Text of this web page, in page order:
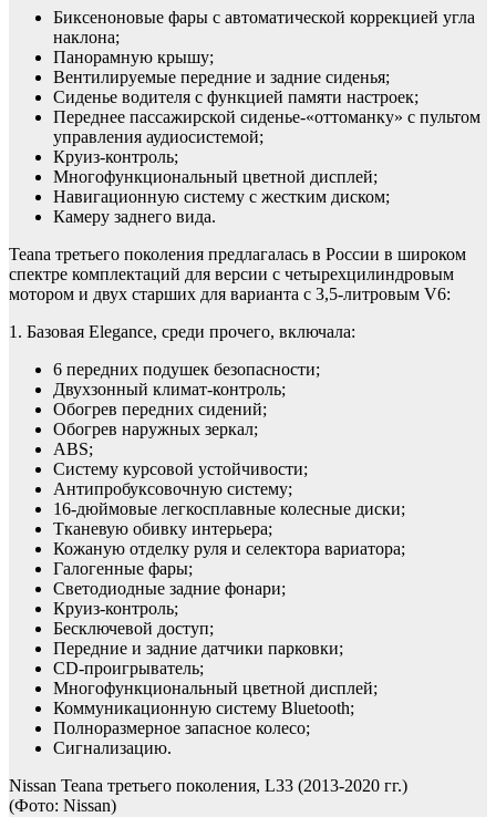
Биксеноновые фары с автоматической коррекцией угла
наклона;
Панорамную крышу;
Вентилируемые передние и задние сиденья;
Сиденье водителя с функцией памяти настроек;
Переднее пассажирской сиденье-«оттоманку» с пультом
управления аудиосистемой;
Круиз-контроль;
Многофункциональный цветной дисплей;
Навигационную систему с жестким диском;
Камеру заднего вида.
Teana третьего поколения предлагалась в России в широком
спектре комплектаций для версии с четырехцилиндровым
мотором и двух старших для варианта с 3,5-литровым V6:
1. Базовая Elegance, среди прочего, включала:
6 передних подушек безопасности;
Двухзонный климат-контроль;
Обогрев передних сидений;
Обогрев наружных зеркал;
ABS;
Систему курсовой устойчивости;
Антипробуксовочную систему;
16-дюймовые легкосплавные колесные диски;
Тканевую обивку интерьера;
Кожаную отделку руля и селектора вариатора;
Галогенные фары;
Светодиодные задние фонари;
Круиз-контроль;
Бесключевой доступ;
Передние и задние датчики парковки;
CD-проигрыватель;
Многофункциональный цветной дисплей;
Коммуникационную систему Bluetooth;
Полноразмерное запасное колесо;
Сигнализацию.
Nissan Teana третьего поколения, L33 (2013-2020 гг.)
(Фото: Nissan)